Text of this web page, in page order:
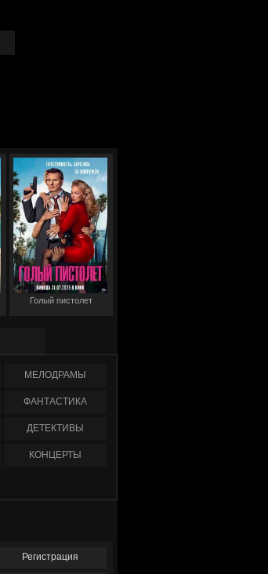
Голый пистолет
МЕЛОДРАМЫ
ФАНТАСТИКА
ДЕТЕКТИВЫ
КОНЦЕРТЫ
Регистрация